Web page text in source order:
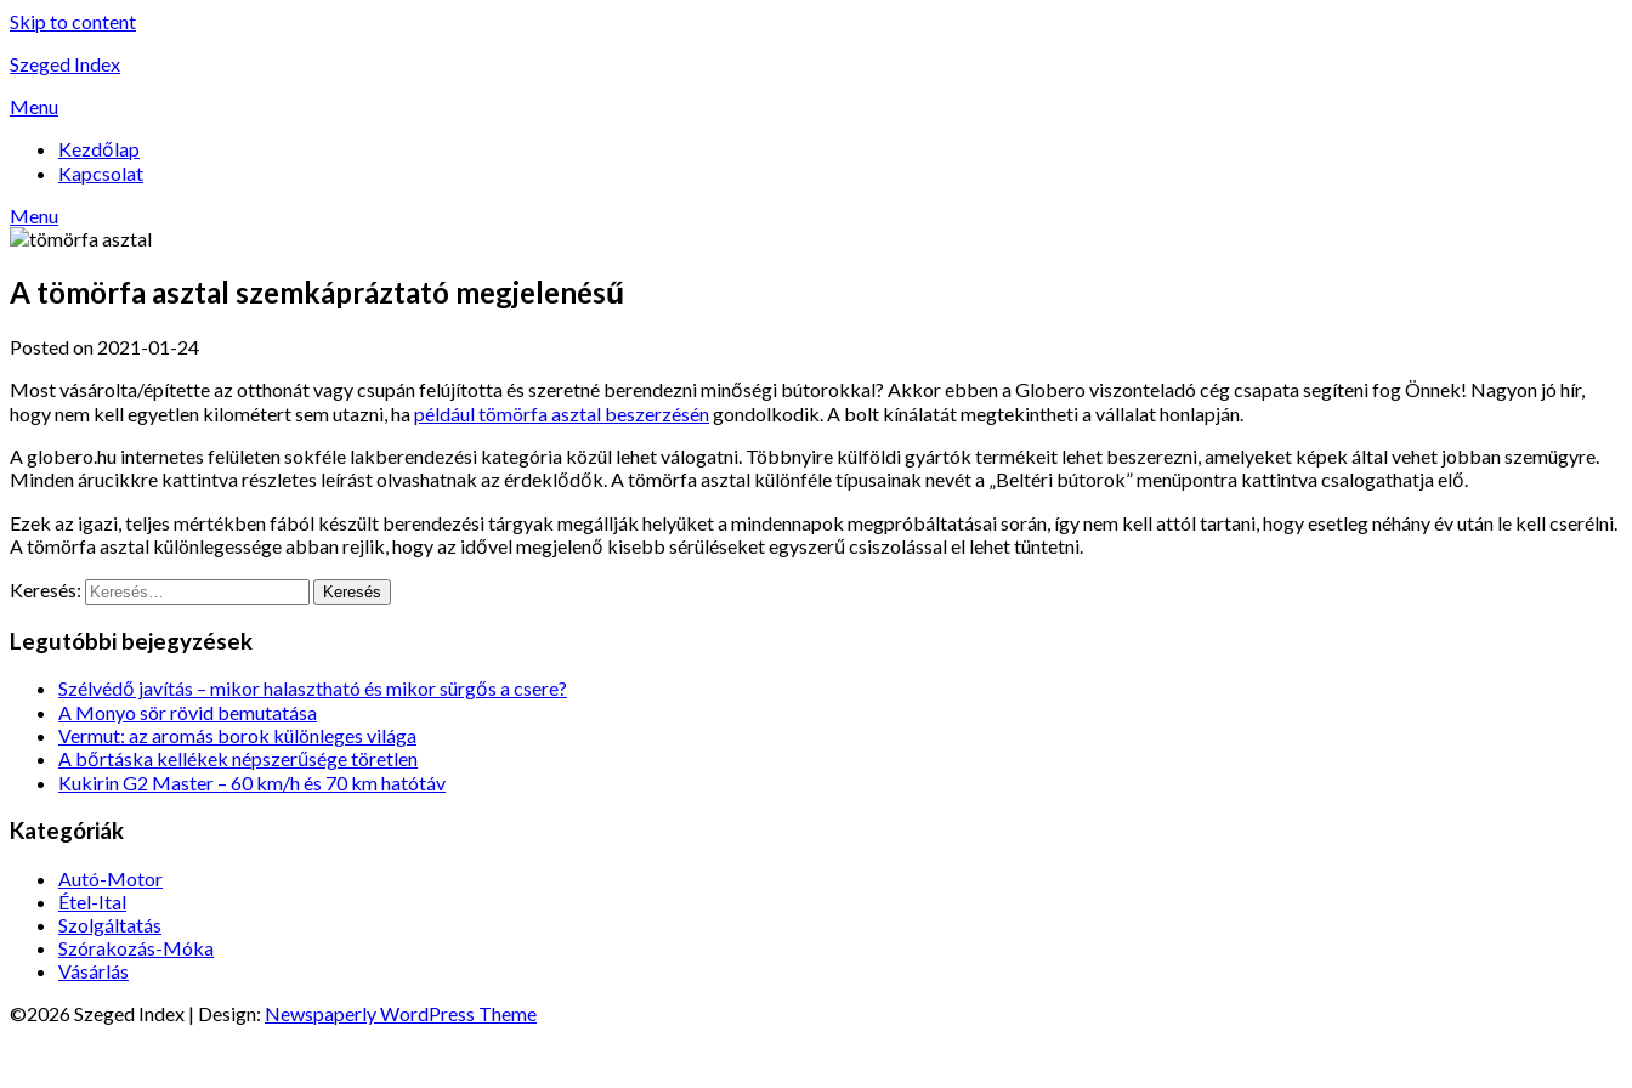
Skip to content
Szeged Index
Menu
Kezdőlap
Kapcsolat
Menu
A tömörfa asztal szemkápráztató megjelenésű
Posted on 2021-01-24
Most vásárolta/építette az otthonát vagy csupán felújította és szeretné berendezni minőségi bútorokkal? Akkor ebben a Globero viszonteladó cég csapata segíteni fog Önnek! Nagyon jó hír,
hogy nem kell egyetlen kilométert sem utazni, hapéldául tömörfa asztal beszerzéséngondolkodik. A bolt kínálatát megtekintheti a vállalat honlapján.
A globero.hu internetes felületen sokféle lakberendezési kategória közül lehet válogatni. Többnyire külföldi gyártók termékeit lehet beszerezni, amelyeket képek által vehet jobban szemügyre.
Minden árucikkre kattintva részletes leírást olvashatnak az érdeklődők. A tömörfa asztal különféle típusainak nevét a „Beltéri bútorok” menüpontra kattintva csalogathatja elő.
Ezek az igazi, teljes mértékben fából készült berendezési tárgyak megállják helyüket a mindennapok megpróbáltatásai során, így nem kell attól tartani, hogy esetleg néhány év után le kell cserélni.
A tömörfa asztal különlegessége abban rejlik, hogy az idővel megjelenő kisebb sérüléseket egyszerű csiszolással el lehet tüntetni.
Keresés:
Legutóbbi bejegyzések
Szélvédő javítás – mikor halasztható és mikor sürgős a csere?
A Monyo sör rövid bemutatása
Vermut: az aromás borok különleges világa
A bőrtáska kellékek népszerűsége töretlen
Kukirin G2 Master – 60 km/h és 70 km hatótáv
Kategóriák
Autó-Motor
Étel-Ital
Szolgáltatás
Szórakozás-Móka
Vásárlás
©2026 Szeged Index | Design: Newspaperly WordPress Theme